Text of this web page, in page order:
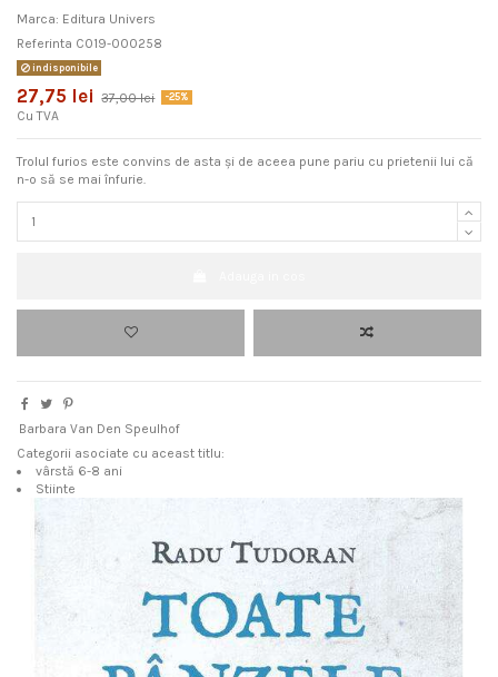
Marca: Editura Univers
Referinta C019-000258
indisponibile
27,75 lei 37,00 lei -25%
Cu TVA
Trolul furios este convins de asta şi de aceea pune pariu cu prietenii lui că
n-o să se mai înfurie.
Barbara Van Den Speulhof
Categorii asociate cu aceast titlu:
vârstă 6-8 ani
Stiinte